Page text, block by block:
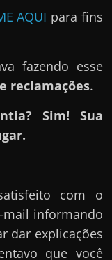
AQUI para fins
fazendo esse
reclamações.
Sim! Sua
com o
mail informando
dar explicações
que você